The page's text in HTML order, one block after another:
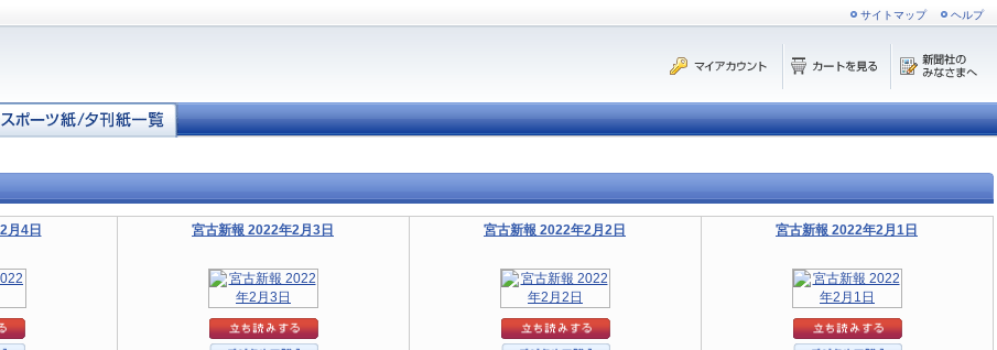
サイトマップ ヘルプ
月4日 宮古新報 2022年2月3日 宮古新報 2022年2月2日 宮古新報 2022年2月1日